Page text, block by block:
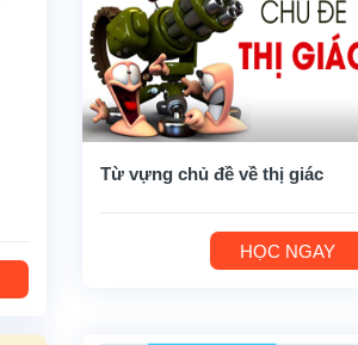
Từ vựng chủ đề về thị giác
HỌC NGAY